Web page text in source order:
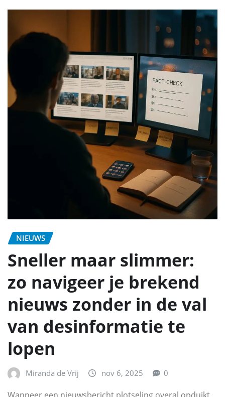
NIEUWS
Sneller maar slimmer:
zo navigeer je brekend
nieuws zonder in de val
van desinformatie te
lopen
Miranda de Vrij nov 6, 2025 0